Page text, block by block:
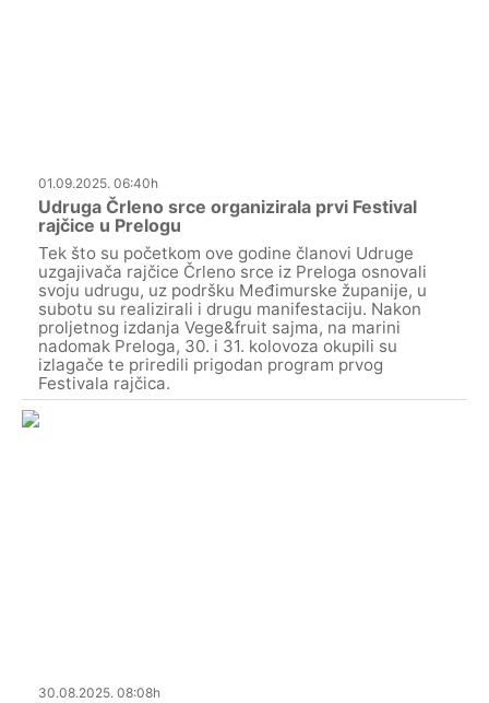
01.09.2025. 06:40h
Udruga Črleno srce organizirala prvi Festival
rajčice u Prelogu
Tek što su početkom ove godine članovi Udruge
uzgajivača rajčice Črleno srce iz Preloga osnovali
svoju udrugu, uz podršku Međimurske županije, u
subotu su realizirali i drugu manifestaciju. Nakon
proljetnog izdanja Vege&fruit sajma, na marini
nadomak Preloga, 30. i 31. kolovoza okupili su
izlagače te priredili prigodan program prvog
Festivala rajčica.
30.08.2025. 08:08h